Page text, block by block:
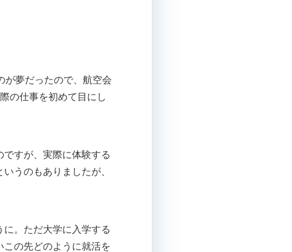
が夢だったので、航空会
の仕事を初めて目にし
すが、実際に体験する
うのもありましたが、
。ただ大学に入学する
の先どのように就活を